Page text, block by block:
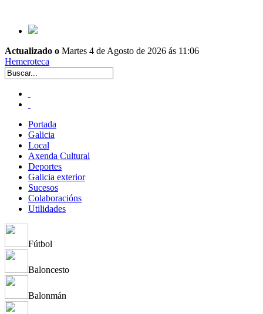
Actualizado o Martes 4 de Agosto de 2026 ás 11:06
Hemeroteca
Portada
Galicia
Local
Axenda Cultural
Deportes
Galicia exterior
Sucesos
Colaboracións
Utilidades
Fútbol
Baloncesto
Balonmán